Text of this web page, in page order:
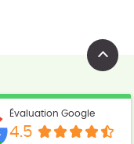
Évaluation Google
4.5